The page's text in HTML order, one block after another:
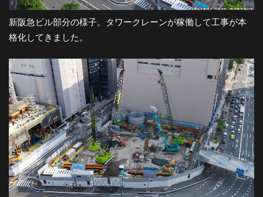
新阪急ビル部分の様子。タワークレーンが稼働して工事が本
格化してきました。